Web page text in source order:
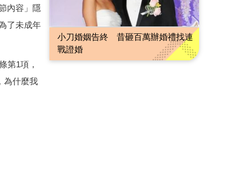
內容」隱
了未成年
第1項，
為什麼我
小刀婚姻告終 昔砸百萬辦婚禮找連
戰證婚